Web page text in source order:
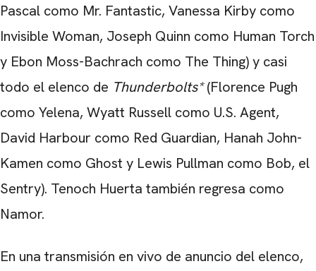
Pascal como Mr. Fantastic, Vanessa Kirby como
Invisible Woman, Joseph Quinn como Human Torch
y Ebon Moss-Bachrach como The Thing) y casi
todo el elenco de Thunderbolts*(Florence Pugh
como Yelena, Wyatt Russell como U.S. Agent,
David Harbour como Red Guardian, Hanah John-
Kamen como Ghost y Lewis Pullman como Bob, el
Sentry). Tenoch Huerta también regresa como
Namor.
En una transmisión en vivo de anuncio del elenco,